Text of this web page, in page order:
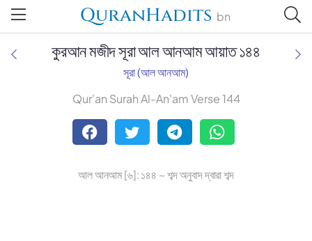
QuranHadits bn
Tafsir Ahsanul Bayaan
Tafsir Abu Bakr Zakaria
Tafsir Bayaan Foundation
কুরআন মজীদ সূরা আল আনআম আয়াত ১৪৪
সূরা (আল আনআম)
Qur'an Surah Al-An'am Verse 144
আল আনআম [৬]: ১৪৪ ~ শব্দ অনুবাদ দ্বারা শব্দ